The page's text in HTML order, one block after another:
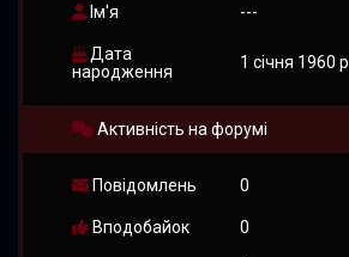
Ім'я ---
Дата
народження
1 січня 1960 р
Активність на форумі
Повідомлень 0
Вподобайок 0